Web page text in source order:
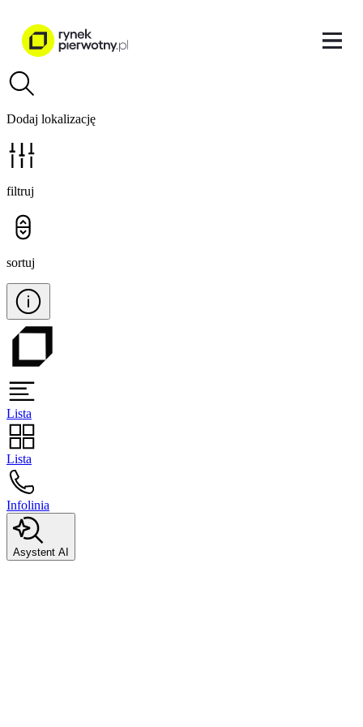
Dodaj lokalizację
filtruj
sortuj
Lista
Lista
Infolinia
Asystent AI